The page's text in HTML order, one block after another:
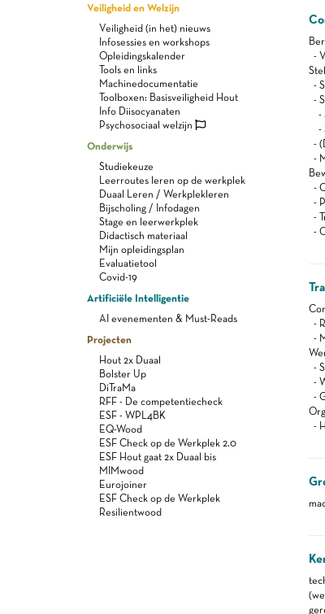
Veiligheid en Welzijn
Veiligheid (in het) nieuws
Infosessies en workshops
Opleidingskalender
Tools en links
Machinedocumentatie
Toolboxen: Basisveiligheid Hout
Info Diisocyanaten
Psychosociaal welzijn
Onderwijs
Studiekeuze
Leerroutes leren op de werkplek
Duaal Leren / Werkplekleren
Bijscholing / Infodagen
Stage en leerwerkplek
Didactisch materiaal
Mijn opleidingsplan
Evaluatietool
Covid-19
Artificiële Intelligentie
AI evenementen & Must-Reads
Projecten
Hout 2x Duaal
Bolster Up
DiTraMa
RFF - De competentiecheck
ESF - WPL4BK
EQ-Wood
ESF Check op de Werkplek 2.0
ESF Hout gaat 2x Duaal bis
MIMwood
Eurojoiner
ESF Check op de Werkplek
Resilientwood
-
-
-
-
-
-
-
-
-
-
-
-
-
-
-
-
-